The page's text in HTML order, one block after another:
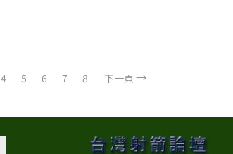
4 5 6 7 8 下一頁